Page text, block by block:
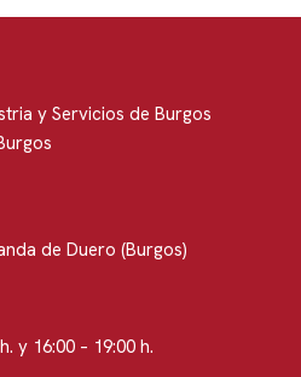
y Servicios de Burgos
de Duero (Burgos)
y 16:00 – 19:00 h.